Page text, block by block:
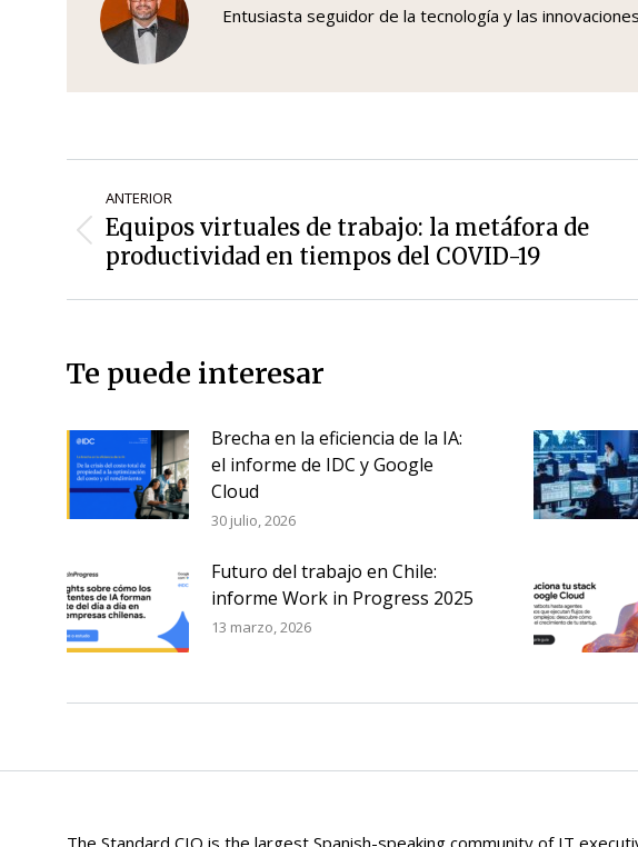
Entusiasta seguidor de la tecnología y las
de
entradas
ANTERIOR
Entrada
anterior:
Equipos virtuales de trabajo: la metáfora de
productividad en tiempos del COVID-19
Te puede interesar
Brecha en la eficiencia de la IA:
el informe de IDC y Google
Cloud
30 julio, 2026
Futuro del trabajo en Chile:
informe Work in Progress 2025
13 marzo, 2026
The Standard CIO is the largest Spanish-speaking community of IT